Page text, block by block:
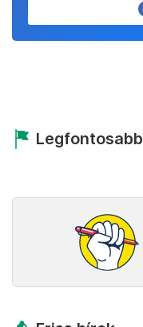
Legfontosabb